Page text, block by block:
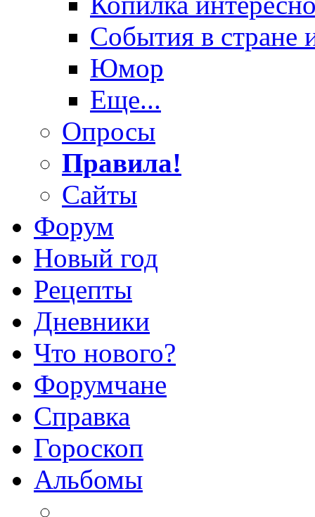
События в стране
Юмор
Еще...
Опросы
Правила!
Сайты
Форум
Новый год
Рецепты
Дневники
Что нового?
Форумчане
Справка
Гороскоп
Альбомы